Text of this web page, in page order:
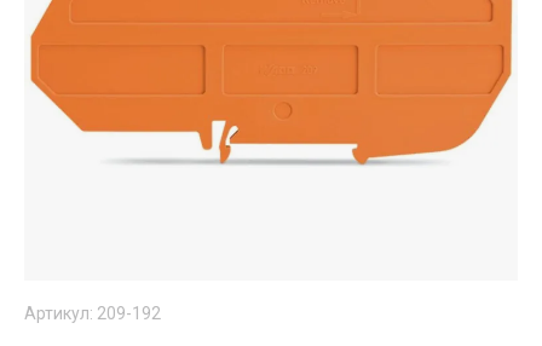
Артикул: 209-192